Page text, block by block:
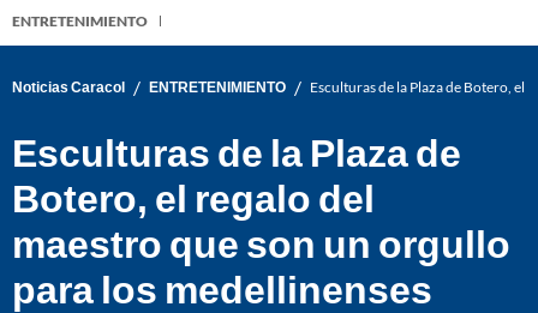
ENTRETENIMIENTO
Noticias Caracol / ENTRETENIMIENTO / Esculturas de la Plaza de Botero, el
Esculturas de la Plaza de
Botero, el regalo del
maestro que son un orgullo
para los medellinenses